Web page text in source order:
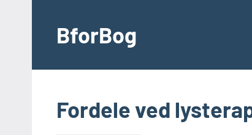
indholdBforBog
Fordele ved